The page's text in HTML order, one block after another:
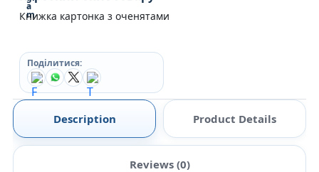
Книжка картонка з оченятами
Поділитися:
Description Product Details
Reviews (0)